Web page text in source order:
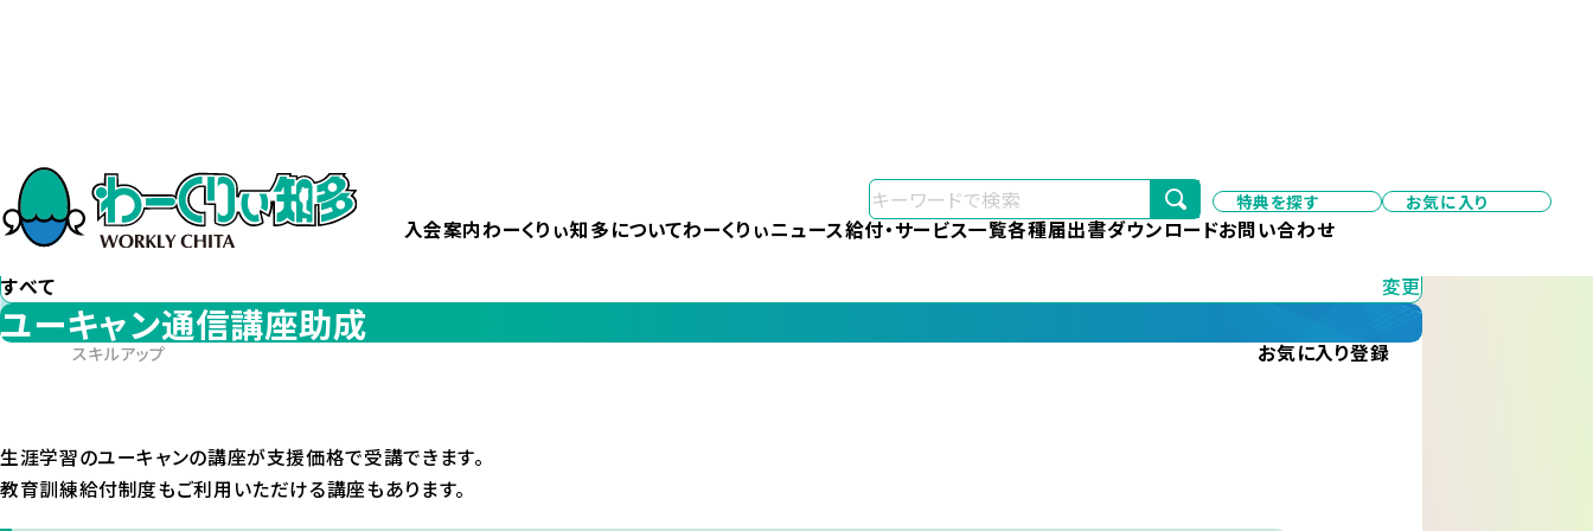
特典を探す お気に入り
入会案内わーくりぃ知多についてわーくりぃニュース給付・サービス一覧各種届出書ダウンロードお問い合わせ
カテゴリー から探す
すべて 変更
エリア から探す
すべて 変更
ユーキャン通信講座助成
スキルアップ お気に入り登録
生涯学習のユーキャンの講座が支援価格で受講できます。
教育訓練給付制度もご利用いただける講座もあります。